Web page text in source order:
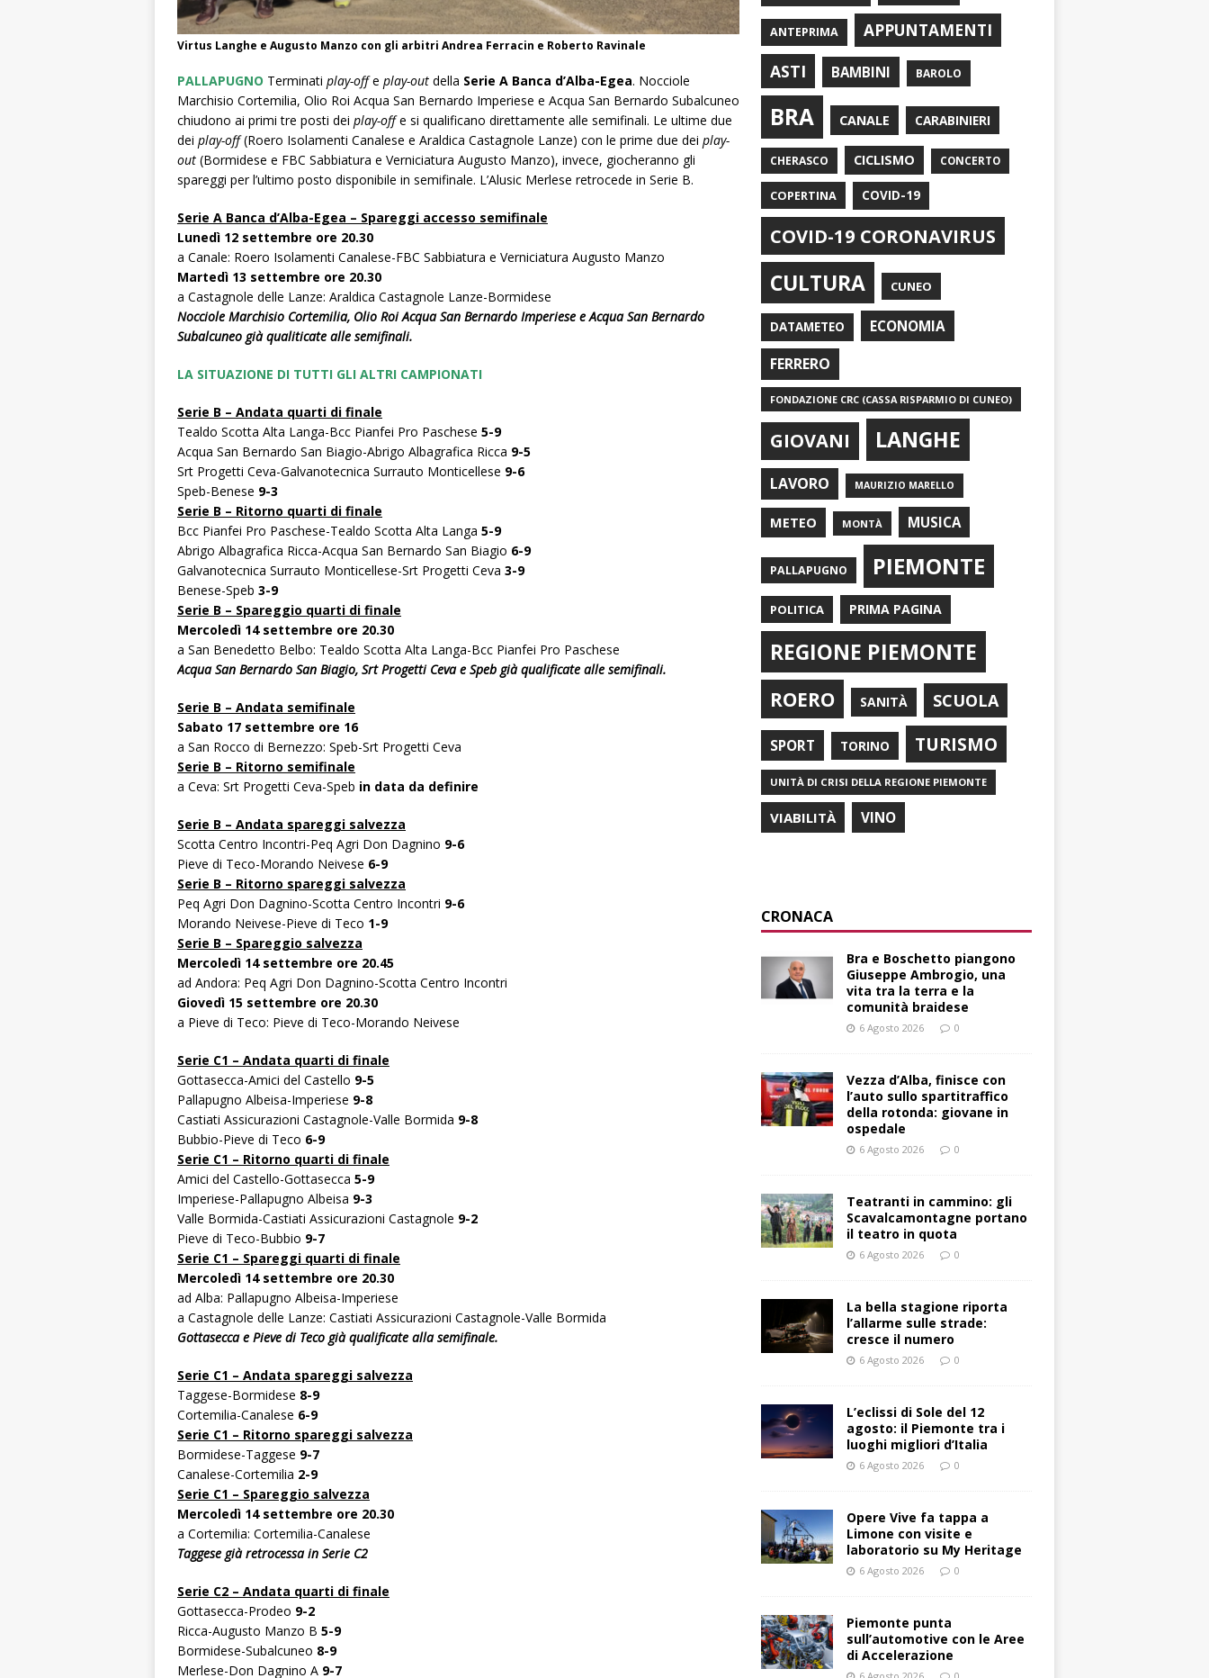
Virtus Langhe e Augusto Manzo con gli arbitri Andrea Ferracin e Roberto Ravinale
PALLAPUGNO Terminati play-offe play-out della Serie A Banca d’Alba-Egea. Nocciole
Marchisio Cortemilia, Olio Roi Acqua San Bernardo Imperiese e Acqua San Bernardo Subalcuneo
chiudono ai primi tre posti dei play-offe si qualificano direttamente alle semifinali. Le ultime due
dei play-off(Roero Isolamenti Canalese e Araldica Castagnole Lanze) con le prime due dei play-
out (Bormidese e FBC Sabbiatura e Verniciatura Augusto Manzo), invece, giocheranno gli
spareggi per l’ultimo posto disponibile in semifinale. L’Alusic Merlese retrocede in Serie B.
Serie A Banca d’Alba-Egea – Spareggi accesso semifinale
Lunedì 12 settembre ore 20.30
a Canale: Roero Isolamenti Canalese-FBC Sabbiatura e Verniciatura Augusto Manzo
Martedì 13 settembre ore 20.30
a Castagnole delle Lanze: Araldica Castagnole Lanze-Bormidese
Nocciole Marchisio Cortemilia, Olio Roi Acqua San Bernardo Imperiese e Acqua San Bernardo
Subalcuneo già qualiticate alle semifinali.
LA SITUAZIONE DI TUTTI GLI ALTRI CAMPIONATI
Serie B – Andata quarti di finale
Tealdo Scotta Alta Langa-Bcc Pianfei Pro Paschese 5-9
Acqua San Bernardo San Biagio-Abrigo Albagrafica Ricca 9-5
Srt Progetti Ceva-Galvanotecnica Surrauto Monticellese 9-6
Speb-Benese 9-3
Serie B – Ritorno quarti di finale
Bcc Pianfei Pro Paschese-Tealdo Scotta Alta Langa 5-9
Abrigo Albagrafica Ricca-Acqua San Bernardo San Biagio 6-9
Galvanotecnica Surrauto Monticellese-Srt Progetti Ceva 3-9
Benese-Speb 3-9
Serie B – Spareggio quarti di finale
Mercoledì 14 settembre ore 20.30
a San Benedetto Belbo: Tealdo Scotta Alta Langa-Bcc Pianfei Pro Paschese
Acqua San Bernardo San Biagio, Srt Progetti Ceva e Speb già qualificate alle semifinali.
Serie B – Andata semifinale
Sabato 17 settembre ore 16
a San Rocco di Bernezzo: Speb-Srt Progetti Ceva
Serie B – Ritorno semifinale
a Ceva: Srt Progetti Ceva-Speb in data da definire
Serie B – Andata spareggi salvezza
Scotta Centro Incontri-Peq Agri Don Dagnino 9-6
Pieve di Teco-Morando Neivese 6-9
Serie B – Ritorno spareggi salvezza
Peq Agri Don Dagnino-Scotta Centro Incontri 9-6
Morando Neivese-Pieve di Teco 1-9
Serie B – Spareggio salvezza
Mercoledì 14 settembre ore 20.45
ad Andora: Peq Agri Don Dagnino-Scotta Centro Incontri
Giovedì 15 settembre ore 20.30
a Pieve di Teco: Pieve di Teco-Morando Neivese
Serie C1 – Andata quarti di finale
Gottasecca-Amici del Castello 9-5
Pallapugno Albeisa-Imperiese 9-8
Castiati Assicurazioni Castagnole-Valle Bormida 9-8
Bubbio-Pieve di Teco 6-9
Serie C1 – Ritorno quarti di finale
Amici del Castello-Gottasecca 5-9
Imperiese-Pallapugno Albeisa 9-3
Valle Bormida-Castiati Assicurazioni Castagnole 9-2
Pieve di Teco-Bubbio 9-7
Serie C1 – Spareggi quarti di finale
Mercoledì 14 settembre ore 20.30
ad Alba: Pallapugno Albeisa-Imperiese
a Castagnole delle Lanze: Castiati Assicurazioni Castagnole-Valle Bormida
Gottasecca e Pieve di Teco già qualificate alla semifinale.
Serie C1 – Andata spareggi salvezza
Taggese-Bormidese 8-9
Cortemilia-Canalese 6-9
Serie C1 – Ritorno spareggi salvezza
Bormidese-Taggese 9-7
Canalese-Cortemilia 2-9
Serie C1 – Spareggio salvezza
Mercoledì 14 settembre ore 20.30
a Cortemilia: Cortemilia-Canalese
Taggese già retrocessa in Serie C2
Serie C2 – Andata quarti di finale
Gottasecca-Prodeo 9-2
Ricca-Augusto Manzo B 5-9
Bormidese-Subalcuneo 8-9
Merlese-Don Dagnino A 9-7
ANTEPRIMA
APPUNTAMENTI
ASTI
BAMBINI BAROLO
BRA CANALE CARABINIERI
CHERASCO CICLISMO CONCERTO
COPERTINA COVID-19
COVID-19 CORONAVIRUS
CULTURA CUNEO
DATAMETEO ECONOMIA
FERRERO
FONDAZIONE CRC (CASSA RISPARMIO DI CUNEO)
GIOVANI LANGHE
LAVORO MAURIZIO MARELLO
METEO MONTÀ MUSICA
PALLAPUGNO PIEMONTE
POLITICA PRIMA PAGINA
REGIONE PIEMONTE
ROERO SANITÀ SCUOLA
SPORT TORINO TURISMO
UNITÀ DI CRISI DELLA REGIONE PIEMONTE
VIABILITÀ VINO
CRONACA
Bra e Boschetto piangono
Giuseppe Ambrogio, una
vita tra la terra e la
comunità braidese
6 Agosto 2026 0
Vezza d’Alba, finisce con
l’auto sullo spartitraffico
della rotonda: giovane in
ospedale
6 Agosto 2026 0
Teatranti in cammino: gli
Scavalcamontagne portano
il teatro in quota
6 Agosto 2026 0
La bella stagione riporta
l’allarme sulle strade:
cresce il numero
6 Agosto 2026 0
L’eclissi di Sole del 12
agosto: il Piemonte tra i
luoghi migliori d’Italia
6 Agosto 2026 0
Opere Vive fa tappa a
Limone con visite e
laboratorio su My Heritage
6 Agosto 2026 0
Piemonte punta
sull’automotive con le Aree
di Accelerazione